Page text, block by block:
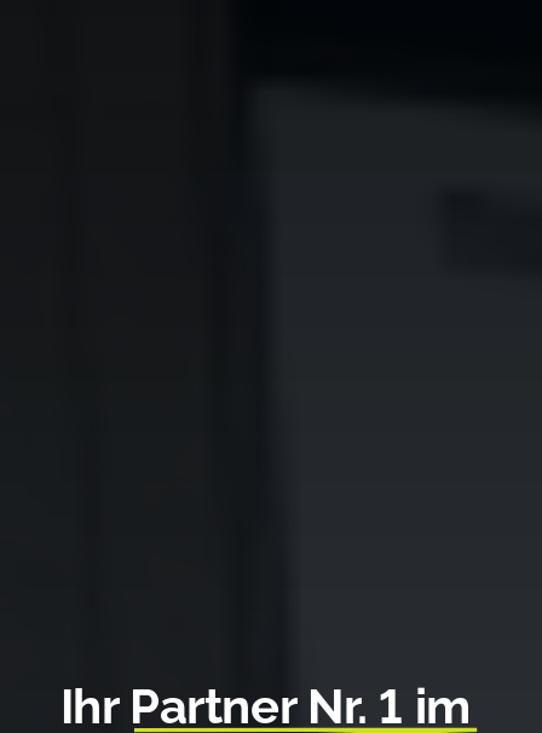
Ihr Partner Nr. 1